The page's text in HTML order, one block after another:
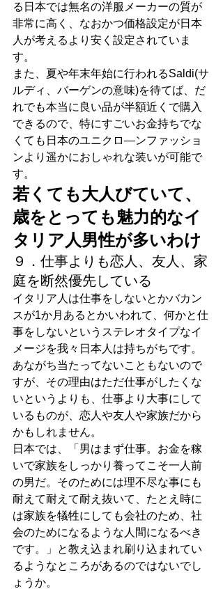
る日本では無名の洋服メーカーの質が
非常に高く、なおかつ価格設定が日本
人が考えるより安く設定されていま
す。
また、夏や年末年始に行われるSaldi(サ
ルディ、バーゲンの意味)を待てば、だ
れでも本当に良い品が半額近くで購入
できるので、特にすごいお金持ちでな
くても日本のユニクロ―ンファッショ
ンより遥かにおしゃれな装いが可能で
す。
若くても大人びていて、
歳をとっても魅力的なイ
タリア人男性が多いわけ
９．仕事よりも恋人、友人、家
庭を断然優先している
イタリア人は仕事をしないとかバカン
スが1か月あるとかいわれて、何かと仕
事をしないというステレオタイプなイ
メージを我々日本人は持ちがちです。
あながち当たってないこともないので
すが、その理由はただ仕事がしたくな
いというよりも、仕事より大事にして
いるものが、恋人や友人や家族だから
かもしれません。
日本では、「男はまず仕事。お金を稼
いで家族をしっかり養ってこそ一人前
の男だ。そのためには理不尽な事にも
耐えて耐えて耐え抜いて、たとえ時に
は家族を犠牲にしても会社のため、社
会のためになるような人間になるべき
です。」と教え込まれ刷り込まれてい
るようなところがあるのではないでし
ょうか。